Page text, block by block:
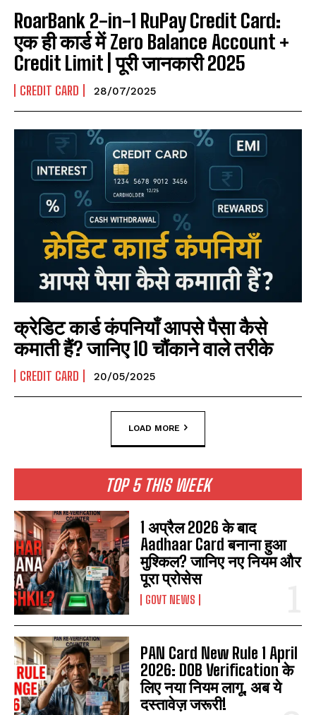
RoarBank 2-in-1 RuPay Credit Card:
एक ही कार्ड में Zero Balance Account +
Credit Limit | पूरी जानकारी 2025
CREDIT CARD 28/07/2025
क्रेडिट कार्ड कंपनियाँ आपसे पैसा कैसे
कमाती हैं? जानिए 10 चौंकाने वाले तरीके
CREDIT CARD 20/05/2025
LOAD MORE
TOP 5 THIS WEEK
1 अप्रैल 2026 के बाद
Aadhaar Card बनाना हुआ
मुश्किल? जानिए नए नियम और
पूरा प्रोसेस
GOVT NEWS
PAN Card New Rule 1 April
2026: DOB Verification के
लिए नया नियम लागू, अब ये
दस्तावेज़ जरूरी!